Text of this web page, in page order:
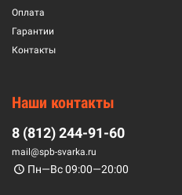
Оплата
Гарантии
Контакты
Наши контакты
8 (812) 244-91-60
mail@spb-svarka.ru
Пн—Вс 09:00—20:00